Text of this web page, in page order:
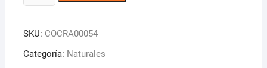
Color
Lavender
100ml
SKU: COCRA00054
Categoría: Naturales